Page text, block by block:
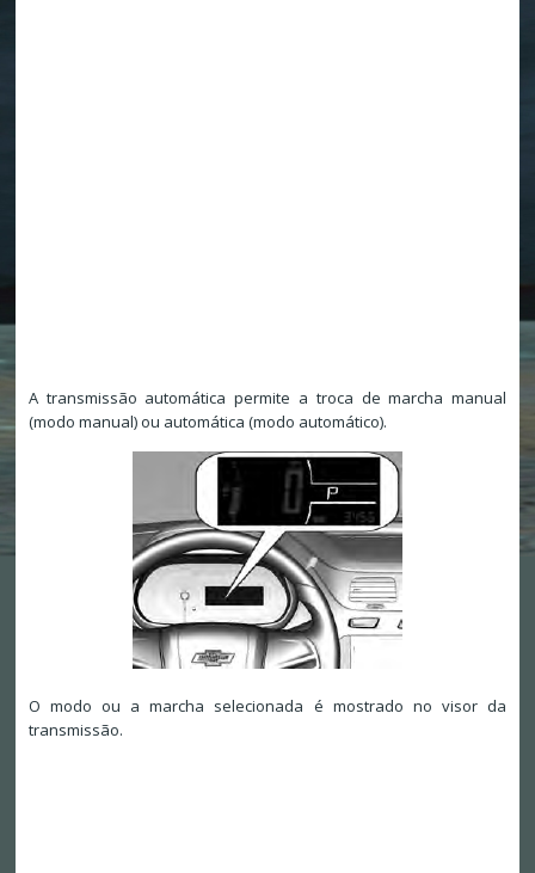
A transmissão automática permite a troca de marcha manual
(modo manual) ou automática (modo automático).
O modo ou a marcha selecionada é mostrado no visor da
transmissão.